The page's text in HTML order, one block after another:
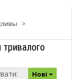
>
тривалого
Нові